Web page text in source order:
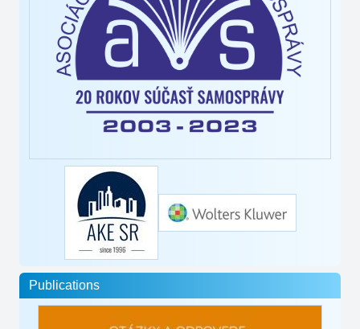
Publications